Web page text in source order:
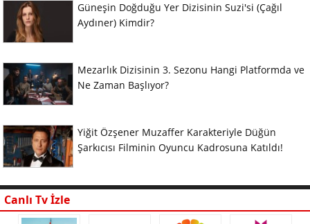
Güneşin Doğduğu Yer Dizisinin Suzi'si (Çağıl
Aydıner) Kimdir?
Mezarlık Dizisinin 3. Sezonu Hangi Platformda ve
Ne Zaman Başlıyor?
Yiğit Özşener Muzaffer Karakteriyle Düğün
Şarkıcısı Filminin Oyuncu Kadrosuna Katıldı!
Canlı Tv İzle